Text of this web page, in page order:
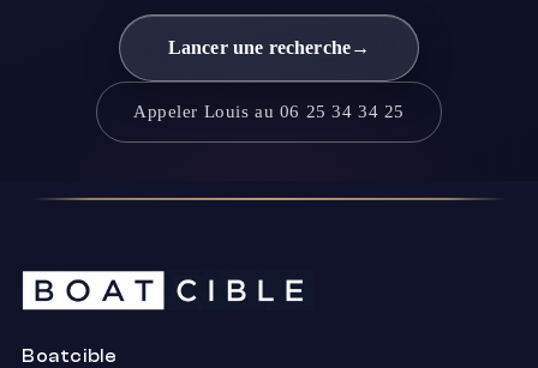
Lancer une recherche→
Appeler Louis au 06 25 34 34 25
Boatcible